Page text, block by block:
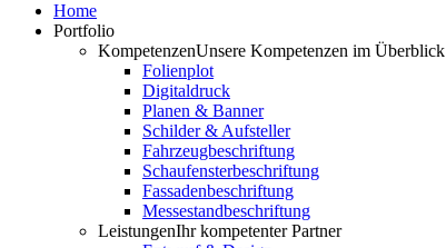
Home
Portfolio
KompetenzenUnsere Kompetenzen im Überblick
Folienplot
Digitaldruck
Planen & Banner
Schilder & Aufsteller
Fahrzeugbeschriftung
Schaufensterbeschriftung
Fassadenbeschriftung
Messestandbeschriftung
LeistungenIhr kompetenter Partner